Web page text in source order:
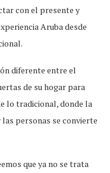
con el presente y
Aruba desde
diferente entre el
de su hogar para
lo tradicional, donde la
personas se convierte
que ya no se trata